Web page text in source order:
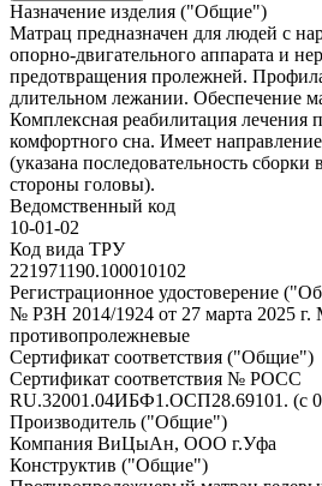
Назначение изделия ("Общие")
Матрац предназначен для людей с
опорно-двигательного аппарата и
предотвращения пролежней.
длительном лежании. Обеспечение
Комплексная реабилитация лечения
комфортного сна. Имеет
(указана последовательность
стороны головы).
Ведомственный код
10-01-02
Код вида ТРУ
221971190.100010102
Регистрационное удостоверение
№ РЗН 2014/1924 от 27 марта 2025 г.
противопролежневые
Сертификат соответствия ("Общие")
Сертификат соответствия № РОСС
RU.32001.04ИБФ1.ОСП28.69101. (с
Производитель ("Общие")
Компания ВиЦыАн, ООО г.Уфа
Конструктив ("Общие")